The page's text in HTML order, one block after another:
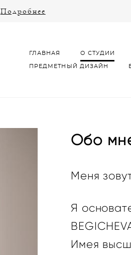
Подробнее
ГЛАВНАЯ О СТУДИИ
ПРЕДМЕТНЫЙ ДИЗАЙН
Обо
Меня
Я
Имея